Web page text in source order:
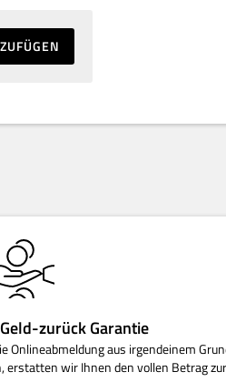
zurück Garantie
Onlineabmeldung aus irgendeinem
erstatten wir Ihnen den vollen Betrag